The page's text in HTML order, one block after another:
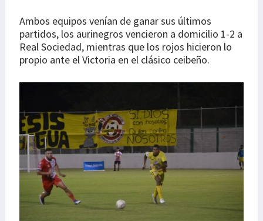
Ambos equipos venían de ganar sus últimos
partidos, los aurinegros vencieron a domicilio 1-2 a
Real Sociedad, mientras que los rojos hicieron lo
propio ante el Victoria en el clásico ceibeño.